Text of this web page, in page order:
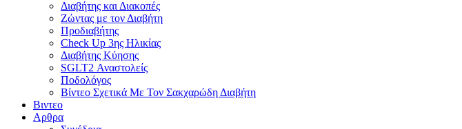
Διαβήτης και Διακοπές
Ζώντας με τον Διαβήτη
Προδιαβήτης
Check Up 3ης Ηλικίας
Διαβήτης Κύησης
SGLT2 Αναστολείς
Ποδολόγος
Βίντεο Σχετικά Με Τον Σακχαρώδη Διαβήτη
Βιντεο
Αρθρα